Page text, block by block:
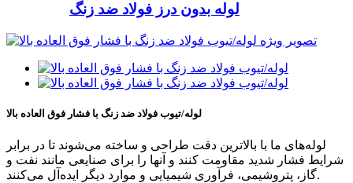
لوله بدون درز فولاد ضد زنگ
لوله/تیوب فولاد ضد زنگ با فشار فوق العاده بالا
لوله‌های ما با بالاترین دقت طراحی و ساخته می‌شوند تا در برابر
شرایط فشار شدید مقاومت کنند و آنها را برای صنایعی مانند نفت و
گاز، پتروشیمی، فرآوری شیمیایی و موارد دیگر ایده‌آل می‌کنند.